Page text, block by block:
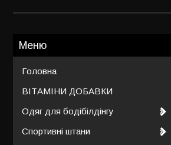
Головна
ВІТАМІНИ ДОБАВКИ
Одяг для бодібілдінгу
Спортивні штани